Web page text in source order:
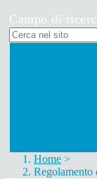
Campo di
Home >
Regolamento